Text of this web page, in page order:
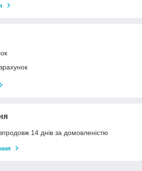
14 днів за домовленістю